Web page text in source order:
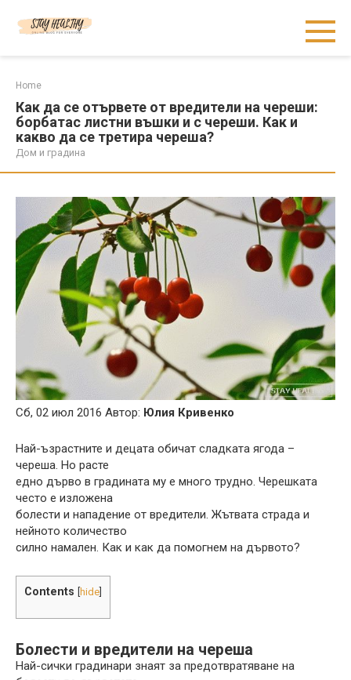
Home
Как да се отървете от вредители на череши:
борбатас листни въшки и с череши. Как и
какво да се третира череша?
Дом и градина
Сб, 02 июл 2016 Автор: Юлия Кривенко
Най-ъзрастните и децата обичат сладката ягода –
череша. Но расте
едно дърво в градината му е много трудно. Черешката
често е изложена
болести и нападение от вредители. Жътвата страда и
нейното количество
силно намален. Как и как да помогнем на дървото?
Contents [hide]
Болести и вредители на череша
Най-сички градинари знаят за предотвратяване на